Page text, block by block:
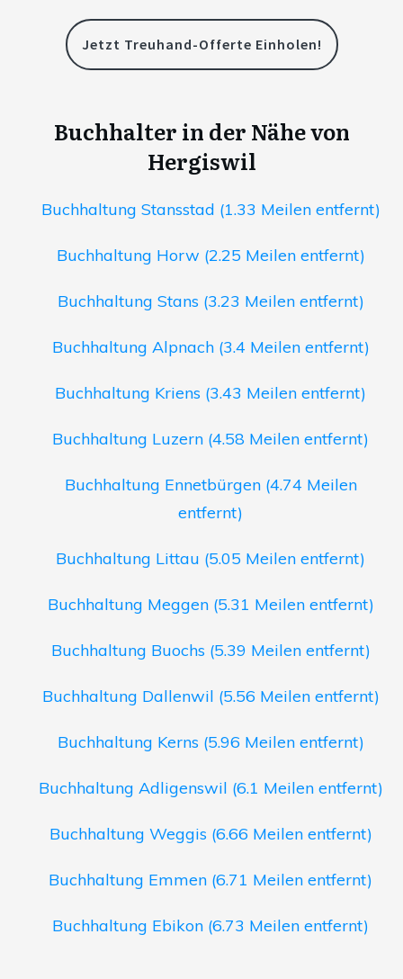
Jetzt Treuhand-Offerte Einholen!
Buchhalter in der Nähe von
Hergiswil
Buchhaltung Stansstad (1.33 Meilen entfernt)
Buchhaltung Horw (2.25 Meilen entfernt)
Buchhaltung Stans (3.23 Meilen entfernt)
Buchhaltung Alpnach (3.4 Meilen entfernt)
Buchhaltung Kriens (3.43 Meilen entfernt)
Buchhaltung Luzern (4.58 Meilen entfernt)
Buchhaltung Ennetbürgen (4.74 Meilen
entfernt)
Buchhaltung Littau (5.05 Meilen entfernt)
Buchhaltung Meggen (5.31 Meilen entfernt)
Buchhaltung Buochs (5.39 Meilen entfernt)
Buchhaltung Dallenwil (5.56 Meilen entfernt)
Buchhaltung Kerns (5.96 Meilen entfernt)
Buchhaltung Adligenswil (6.1 Meilen entfernt)
Buchhaltung Weggis (6.66 Meilen entfernt)
Buchhaltung Emmen (6.71 Meilen entfernt)
Buchhaltung Ebikon (6.73 Meilen entfernt)